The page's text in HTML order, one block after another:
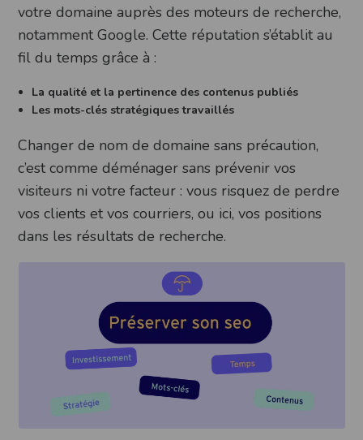
votre domaine auprès des moteurs de recherche,
notamment Google. Cette réputation s’établit au
fil du temps grâce à :
La qualité et la pertinence des contenus publiés
Les mots-clés stratégiques travaillés
Changer de nom de domaine sans précaution,
c’est comme déménager sans prévenir vos
visiteurs ni votre facteur : vous risquez de perdre
vos clients et vos courriers, ou ici, vos positions
dans les résultats de recherche.